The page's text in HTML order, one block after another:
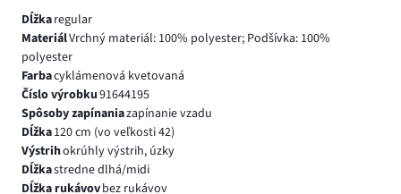
Dĺžkaregular
MateriálVrchný materiál: 100% polyester; Podšívka: 100%
polyester
Farbacyklámenová kvetovaná
Číslo výrobku91644195
Spôsoby zapínaniazapínanie vzadu
Dĺžka120 cm (vo veľkosti 42)
Výstrihokrúhly výstrih, úzky
Dĺžkastredne dlhá/midi
Dĺžka rukávovbez rukávov